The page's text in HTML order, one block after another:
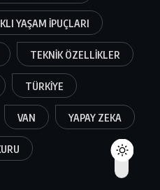
YAŞAM IPUÇLARI
TEKNIK ÖZELLIKLER
TÜRKIYE
VAN YAPAY ZEKA